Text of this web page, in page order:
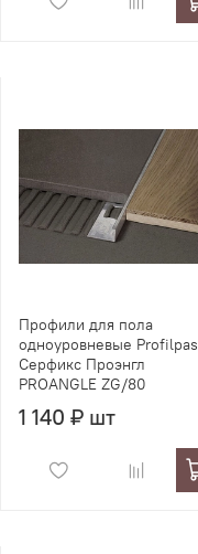
Профили для пола
одноуровневые Profilpas
Серфикс Проэнгл
PROANGLE ZG/80
1 140 ₽ шт